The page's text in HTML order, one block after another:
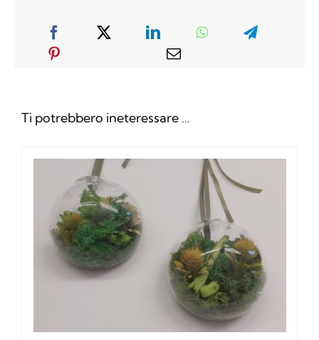
Ti potrebbero ineteressare …